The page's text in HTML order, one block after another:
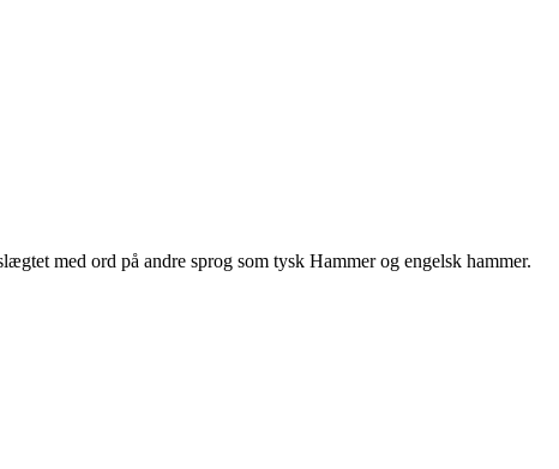
med ord på andre sprog som tysk Hammer og engelsk hammer.